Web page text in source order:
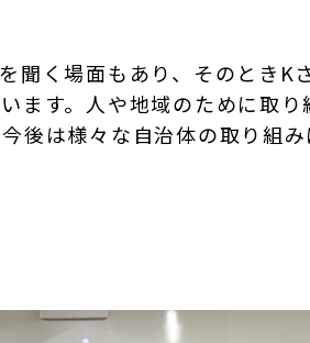
く場面もあり、そのときKさ
ます。人や地域のために取り
後は様々な自治体の取り組み